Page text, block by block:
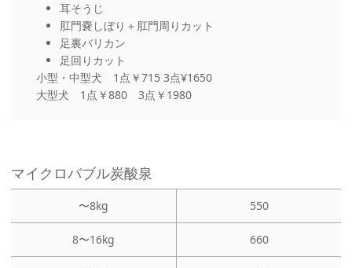
耳そうじ
肛門嚢しぼり＋肛門周りカット
足裏バリカン
足回りカット
小型・中型犬 1点￥715 3点¥1650
大型犬 1点￥880 3点￥1980
マイクロバブル炭酸泉
〜8kg 550
8〜16kg 660